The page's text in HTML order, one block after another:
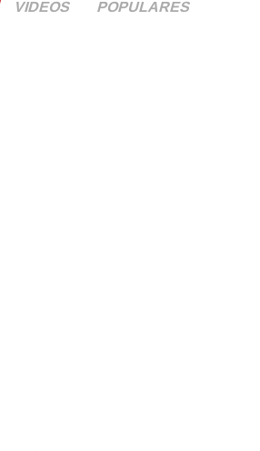
VIDEOS POPULARES